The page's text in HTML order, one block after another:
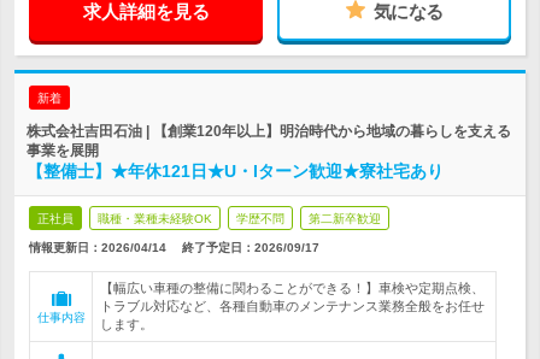
求人詳細を見る 気になる
新着
株式会社吉田石油 | 【創業120年以上】明治時代から地域の暮らしを支える
事業を展開
【整備士】★年休121日★U・Iターン歓迎★寮社宅あり
正社員 職種・業種未経験OK 学歴不問 第二新卒歓迎
情報更新日：2026/04/14 終了予定日： 2026/09/17
仕事内容
【幅広い車種の整備に関わることができる！】車検や定期点検、
トラブル対応など、各種自動車のメンテナンス業務全般をお任せ
します。